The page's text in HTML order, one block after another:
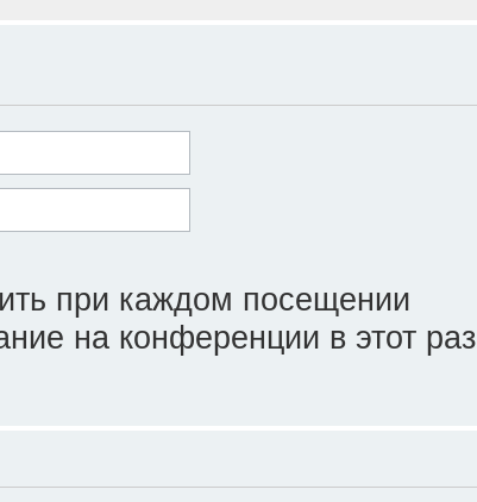
при каждом посещении
на конференции в этот раз